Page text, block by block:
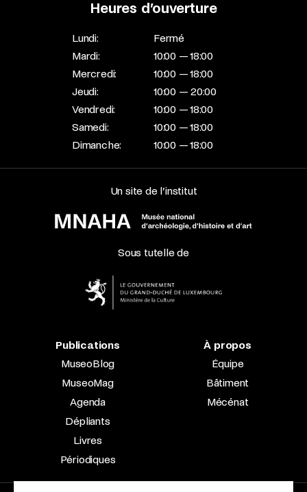
Heures d’ouverture
Lundi:
Fermé
Mardi:
10:00 — 18:00
Mercredi:
10:00 — 18:00
Jeudi:
10:00 — 20:00
Vendredi:
10:00 — 18:00
Samedi:
10:00 — 18:00
Dimanche:
10:00 — 18:00
Un site de l’institut
Sous tutelle de
Publications
MuseoBlog
MuseoMag
Agenda
Dépliants
Livres
Périodiques
À propos
Équipe
Bâtiment
Mécénat